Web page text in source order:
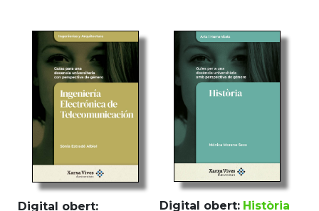
Digital obert:
Digital obert: Història